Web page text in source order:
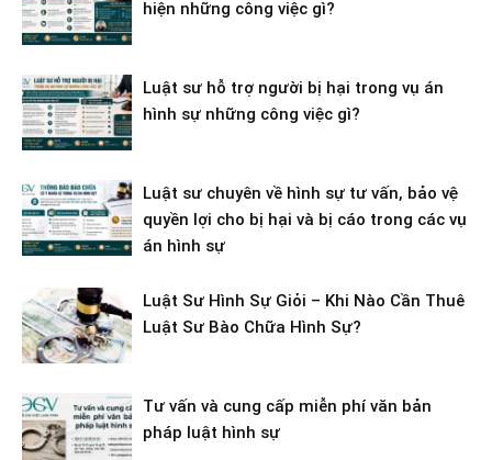
hiện những công việc gì?
Luật sư hỗ trợ người bị hại trong vụ án
hình sự những công việc gì?
Luật sư chuyên về hình sự tư vấn, bảo vệ
quyền lợi cho bị hại và bị cáo trong các vụ
án hình sự
Luật Sư Hình Sự Giỏi – Khi Nào Cần Thuê
Luật Sư Bào Chữa Hình Sự?
Tư vấn và cung cấp miễn phí văn bản
pháp luật hình sự